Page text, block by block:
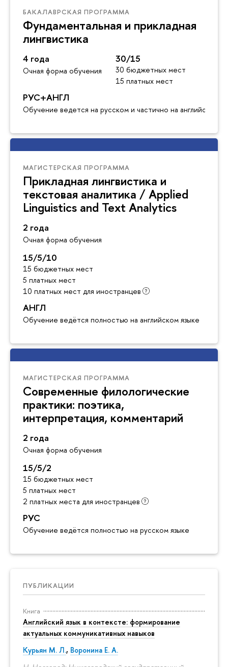
БАКАЛАВРСКАЯ ПРОГРАММА
Фундаментальная и прикладная
лингвистика
4 года
Очная форма обучения
30/15
30 бюджетных мест
15 платных мест
РУС+АНГЛ
Обучение ведется на русском и частично на английском
МАГИСТЕРСКАЯ ПРОГРАММА
Прикладная лингвистика и
текстовая аналитика / Applied
Linguistics and Text Analytics
2 года
Очная форма обучения
15/5/10
15 бюджетных мест
5 платных мест
10 платных мест для иностранцев
АНГЛ
Обучение ведётся полностью на английском языке
МАГИСТЕРСКАЯ ПРОГРАММА
Современные филологические
практики: поэтика,
интерпретация, комментарий
2 года
Очная форма обучения
15/5/2
15 бюджетных мест
5 платных мест
2 платных места для иностранцев
РУС
Обучение ведётся полностью на русском языке
ПУБЛИКАЦИИ
Книга
Английский язык в контексте: формирование
актуальных коммуникативных навыков
Курьян М. Л., Воронина Е. А.